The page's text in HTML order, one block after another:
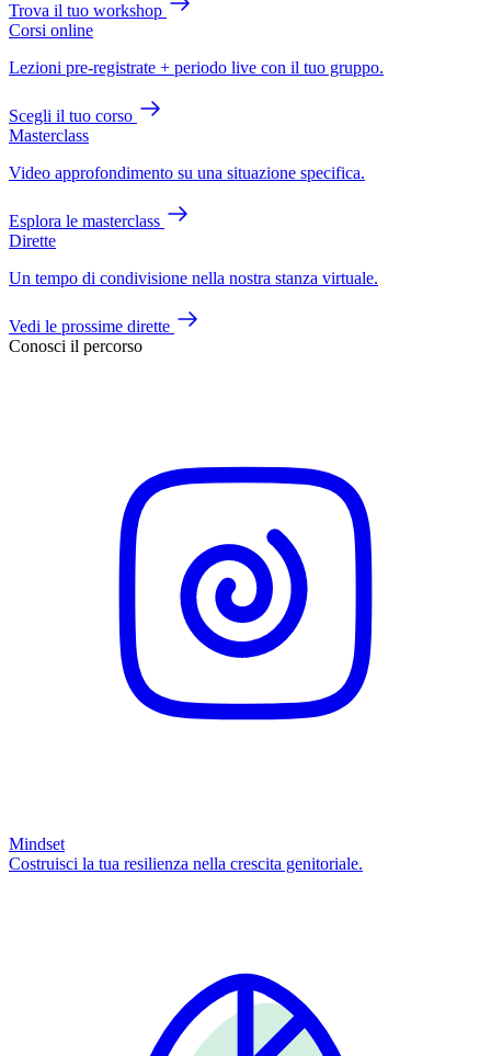
Trova il tuo workshop
Corsi online
Lezioni pre-registrate + periodo live con il tuo gruppo.
Scegli il tuo corso
Masterclass
Video approfondimento su una situazione specifica.
Esplora le masterclass
Dirette
Un tempo di condivisione nella nostra stanza virtuale.
Vedi le prossime dirette
Conosci il percorso
Mindset
Costruisci la tua resilienza nella crescita genitoriale.